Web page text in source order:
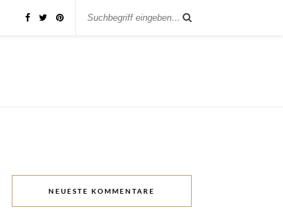
NEUESTE KOMMENTARE